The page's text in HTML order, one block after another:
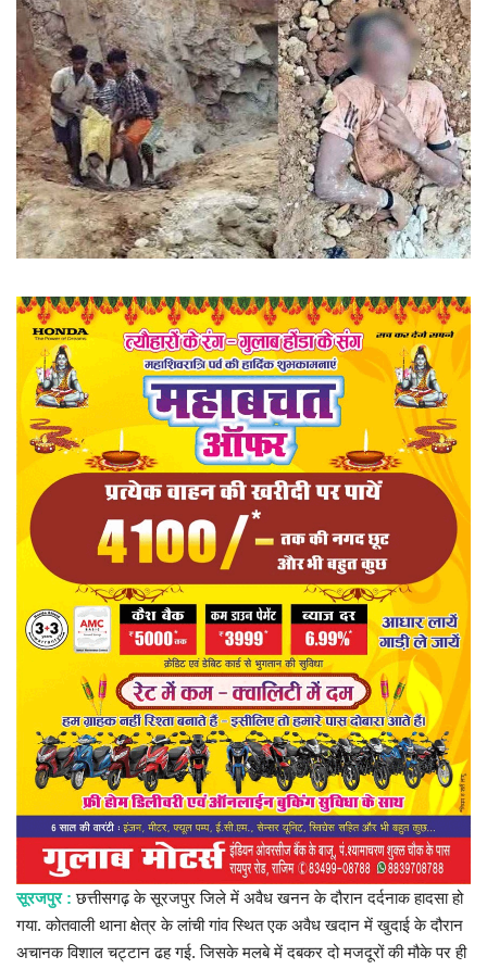
खेल
राज्य
व्यापार
संपादकीय
रोजगार
राजनीति
मनोरंजन
मैगज़ीन की लेख
प्रमुख खबर
हेल्थ
Language
English hindi
सूरजपुर : छत्तीसगढ़ के सूरजपुर जिले में अवैध खनन के दौरान दर्दनाक हादसा हो
गया. कोतवाली थाना क्षेत्र के लांची गांव स्थित एक अवैध खदान में खुदाई के दौरान
अचानक विशाल चट्टान ढह गई. जिसके मलबे में दबकर दो मजदूरों की मौके पर ही